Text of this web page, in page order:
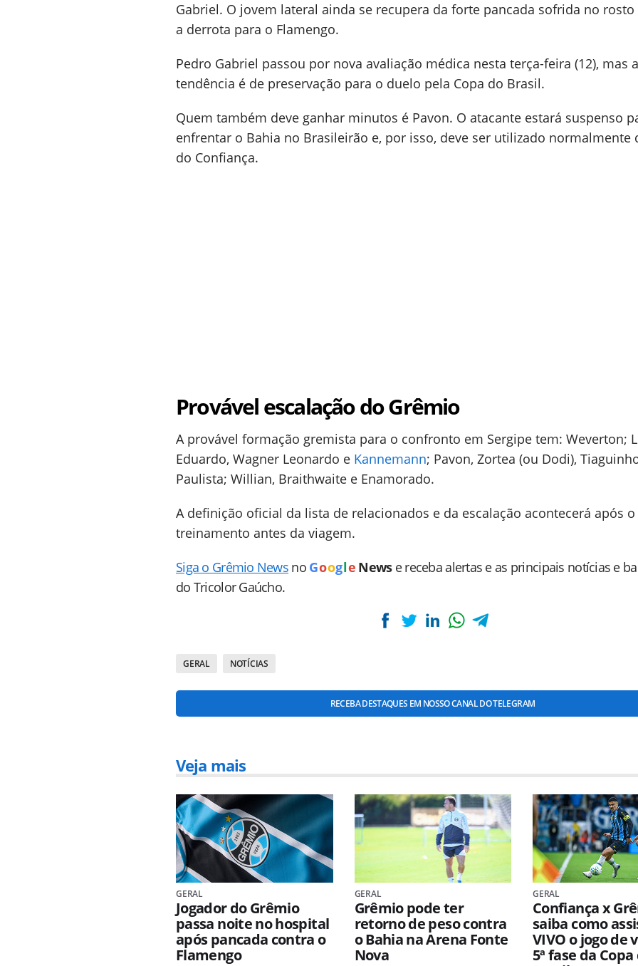
Gabriel. O jovem lateral ainda se recupera da forte pancada sofrida no
a derrota para o Flamengo.
Pedro Gabriel passou por nova avaliação médica nesta terça-feira (12), mas a
tendência é de preservação para o duelo pela Copa do Brasil.
Quem também deve ganhar minutos é Pavon. O atacante estará suspenso
enfrentar o Bahia no Brasileirão e, por isso, deve ser utilizado normalmente
do Confiança.
Provável escalação do Grêmio
A provável formação gremista para o confronto em Sergipe tem: Weverton;
Eduardo, Wagner Leonardo e Kannemann; Pavon, Zortea (ou Dodi),
Paulista; Willian, Braithwaite e Enamorado.
A definição oficial da lista de relacionados e da escalação acontecerá após
treinamento antes da viagem.
Siga o Grêmio News no Goog le News e receba alertas e as principais notícias e
do Tricolor Gaúcho.
GERAL NOTÍCIAS
RECEBA DESTAQUES EM NOSSO CANAL DO TELEGRAM
Veja mais
GERAL
Jogador do Grêmio
passa noite no hospital
após pancada contra o
Flamengo
GERAL
Grêmio pode ter
retorno de peso contra
o Bahia na Arena Fonte
Nova
GERAL
Confiança x
saiba como
VIVO o jogo de
5ª fase da Copa